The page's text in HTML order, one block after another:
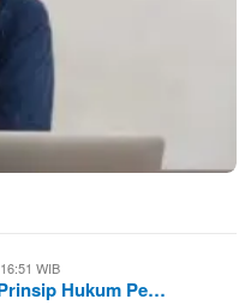
WIB
Hukum Pe…